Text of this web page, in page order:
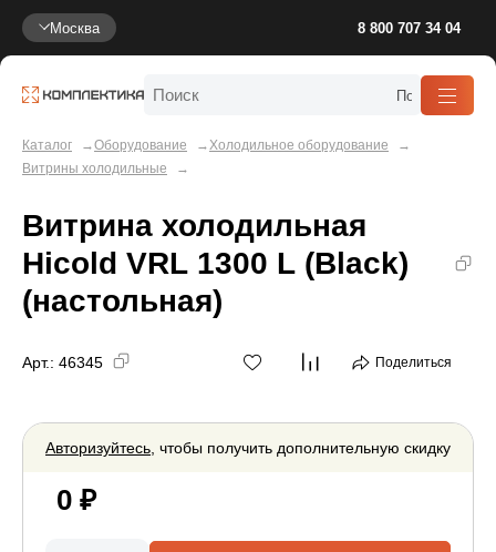
Москва 8 800 707 34 04
Каталог Оборудование
Холодильное оборудование
Витрины холодильные
Витрина холодильная
Hicold VRL 1300 L (Black)
(настольная)
Арт.: 46345 Поделиться
Авторизуйтесь, чтобы получить дополнительную скидку
0 ₽